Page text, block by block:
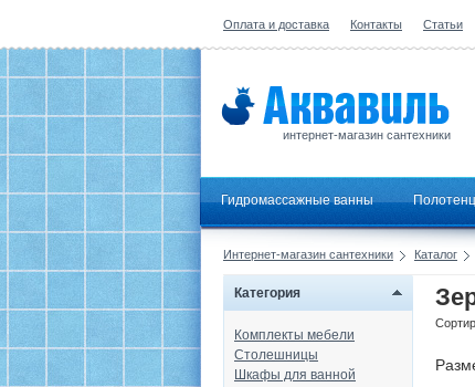
Оплата и доставка Контакты Статьи
интернет-магазин сантехники
Гидромассажные ванны
Интернет-магазин сантехники Каталог
Категория
Комплекты мебели
Столешницы
Шкафы для ванной